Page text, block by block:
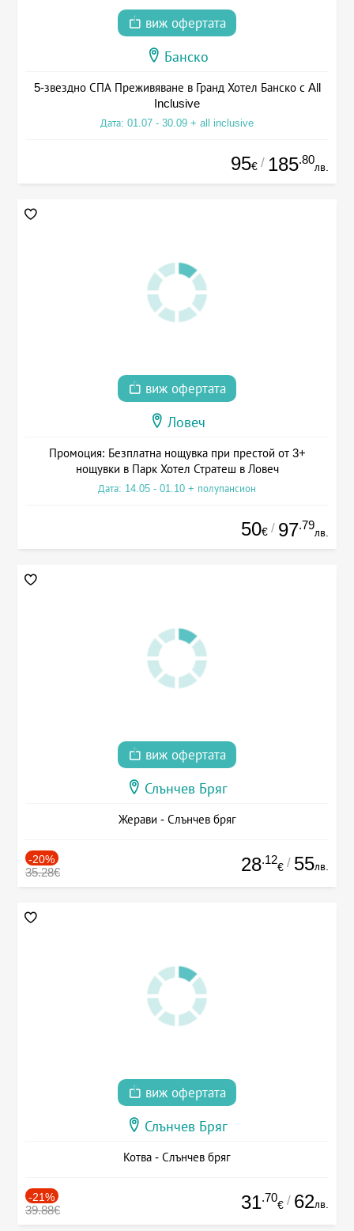
виж офертата
Банско
5-звездно СПА Преживяване в Гранд Хотел Банско с All
Inclusive
Дата: 01.07 - 30.09 + all inclusive
95€ / 185.80
лв.
виж офертата
Ловеч
Промоция: Безплатна нощувка при престой от 3+
нощувки в Парк Хотел Стратеш в Ловеч
Дата: 14.05 - 01.10 + полупансион
50€ / 97.79
лв.
виж офертата
Слънчев Бряг
Жерави - Слънчев бряг
-20%
35.28€ 28.12
€ / 55лв.
виж офертата
Слънчев Бряг
Котва - Слънчев бряг
-21%
39.88€ 31.70
€ / 62лв.